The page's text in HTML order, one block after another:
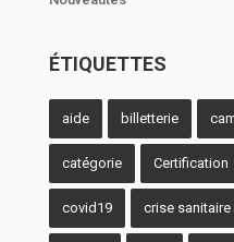
ÉTIQUETTES
aide billetterie
catégorie Certification
covid19 crise sanitaire